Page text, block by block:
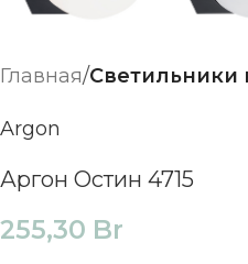
Главная Светильники
Argon
Аргон Остин 4715
255,30 Br